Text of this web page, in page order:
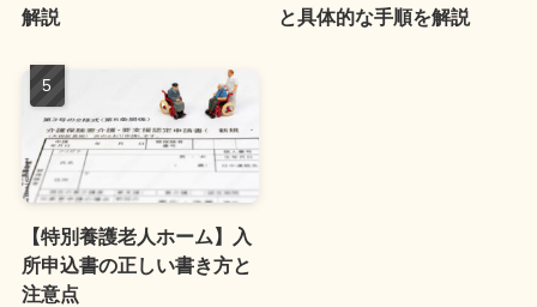
解説
と具体的な手順を解説
【特別養護老人ホーム】入
所申込書の正しい書き方と
注意点